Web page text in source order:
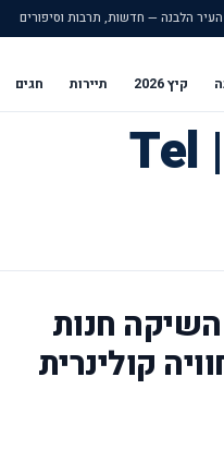
הלבנה — חדשות, תרבות וסיפורים
קיץ 2026 תיירות חגים
תלאביבינט | Tel
חנות
קולינרית